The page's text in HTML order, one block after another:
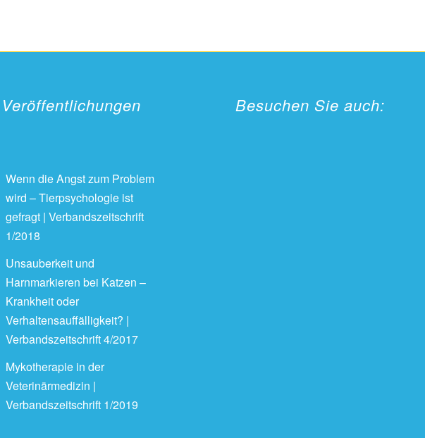
Veröffentlichungen
Wenn die Angst zum Problem
wird – Tierpsychologie ist
gefragt | Verbandszeitschrift
1/2018
Unsauberkeit und
Harnmarkieren bei Katzen –
Krankheit oder
Verhaltensauffälligkeit? |
Verbandszeitschrift 4/2017
Mykotherapie in der
Veterinärmedizin |
Verbandszeitschrift 1/2019
Besuchen Sie auch: